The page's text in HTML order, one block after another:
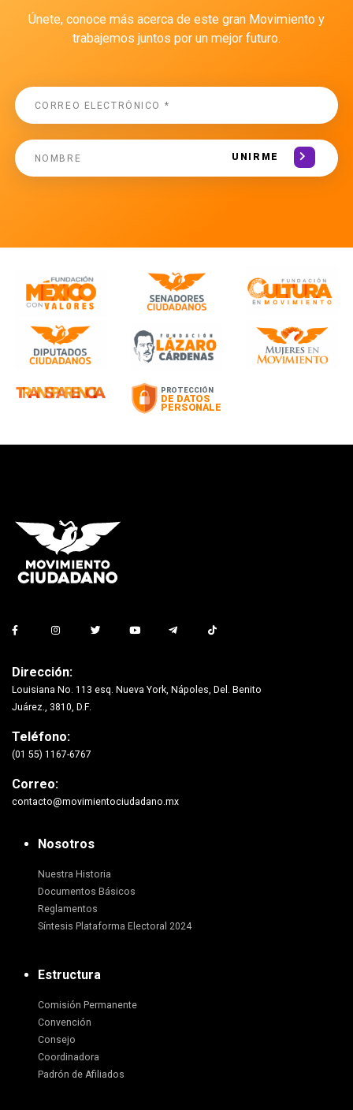
Únete, conoce más acerca de este gran Movimiento y
trabajemos juntos por un mejor futuro.
UNIRME
Dirección:
Louisiana No. 113 esq. Nueva York, Nápoles, Del. Benito
Juárez., 3810, D.F.
Teléfono:
(01 55) 1167-6767
Correo:
contacto@movimientociudadano.mx
Nosotros
Nuestra Historia
Documentos Básicos
Reglamentos
Síntesis Plataforma Electoral 2024
Estructura
Comisión Permanente
Convención
Consejo
Coordinadora
Padrón de Afiliados